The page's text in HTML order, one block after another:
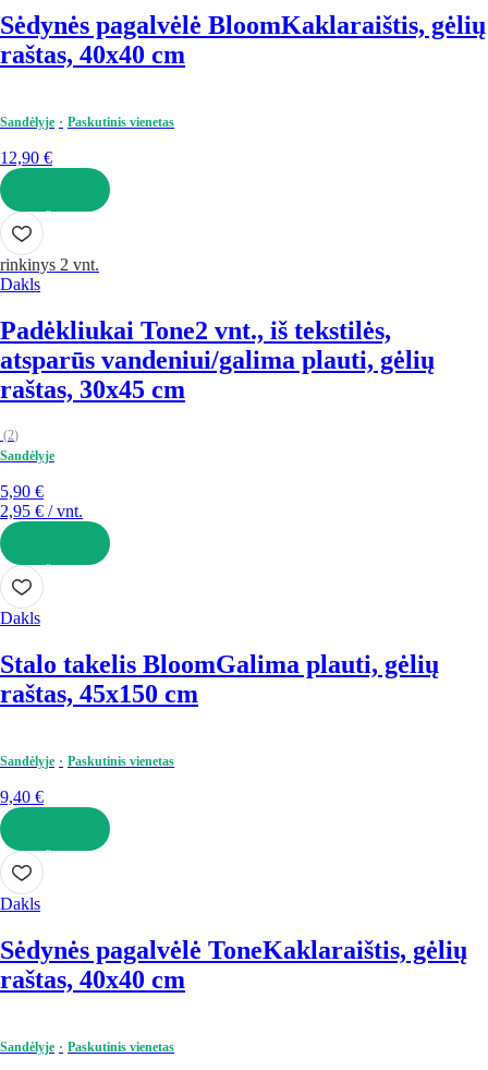
Sėdynės pagalvėlė BloomKaklaraištis, gėlių
raštas, 40x40 cm
Sandėlyje Paskutinis vienetas
12,90 €
Į KREPŠELĮ
rinkinys 2 vnt.
Dakls
Padėkliukai Tone2 vnt., iš tekstilės,
atsparūs vandeniui/galima plauti, gėlių
raštas, 30x45 cm
(2)
Sandėlyje
5,90 €
2,95 € / vnt.
Į KREPŠELĮ
Dakls
Stalo takelis BloomGalima plauti, gėlių
raštas, 45x150 cm
Sandėlyje Paskutinis vienetas
9,40 €
Į KREPŠELĮ
Dakls
Sėdynės pagalvėlė ToneKaklaraištis, gėlių
raštas, 40x40 cm
Sandėlyje Paskutinis vienetas